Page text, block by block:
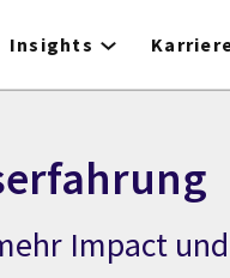
Insights
Impact und